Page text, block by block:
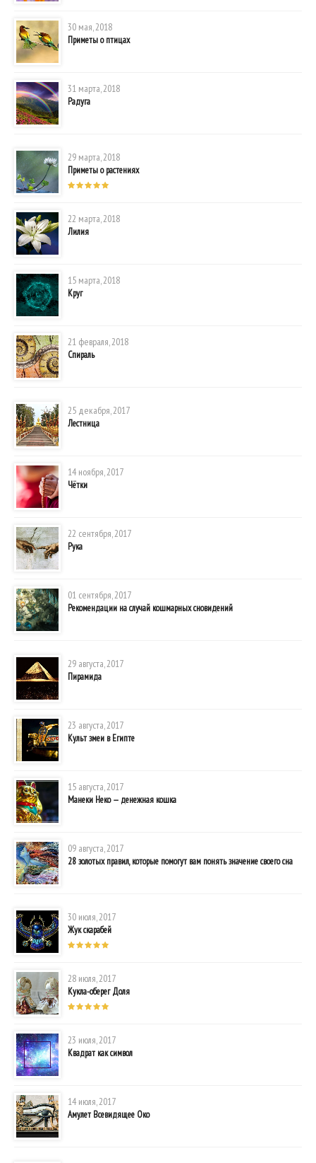
30 мая, 2018
Приметы о птицах
31 марта, 2018
Радуга
29 марта, 2018
Приметы о растениях
22 марта, 2018
Лилия
15 марта, 2018
Круг
21 февраля, 2018
Спираль
25 декабря, 2017
Лестница
14 ноября, 2017
Чётки
22 сентября, 2017
Рука
01 сентября, 2017
Рекомендации на случай кошмарных сновидений
29 августа, 2017
Пирамида
23 августа, 2017
Культ змеи в Египте
15 августа, 2017
Манеки Неко — денежная кошка
09 августа, 2017
28 золотых правил, которые помогут вам понять значение своего сна
30 июля, 2017
Жук скарабей
28 июля, 2017
Кукла-оберег Доля
23 июля, 2017
Квадрат как символ
14 июля, 2017
Амулет Всевидящее Око